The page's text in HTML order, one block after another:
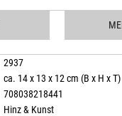
2937
ca. 14 x 13 x 12 cm (B x H x T)
708038218441
Hinz & Kunst